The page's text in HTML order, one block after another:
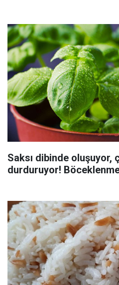
Saksı dibinde oluşuyor,
durduruyor!